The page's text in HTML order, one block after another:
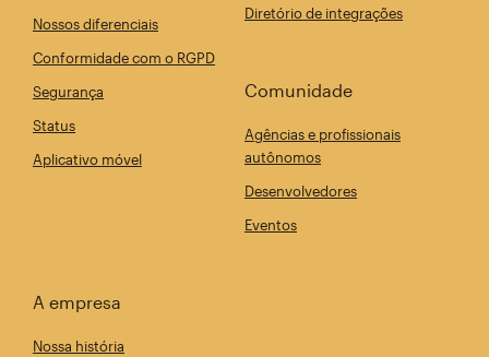
Nossos diferenciais
Conformidade com o RGPD
Segurança
Status
Aplicativo móvel
Diretório de integrações
Comunidade
Agências e profissionais
autônomos
Desenvolvedores
Eventos
A empresa
Nossa história